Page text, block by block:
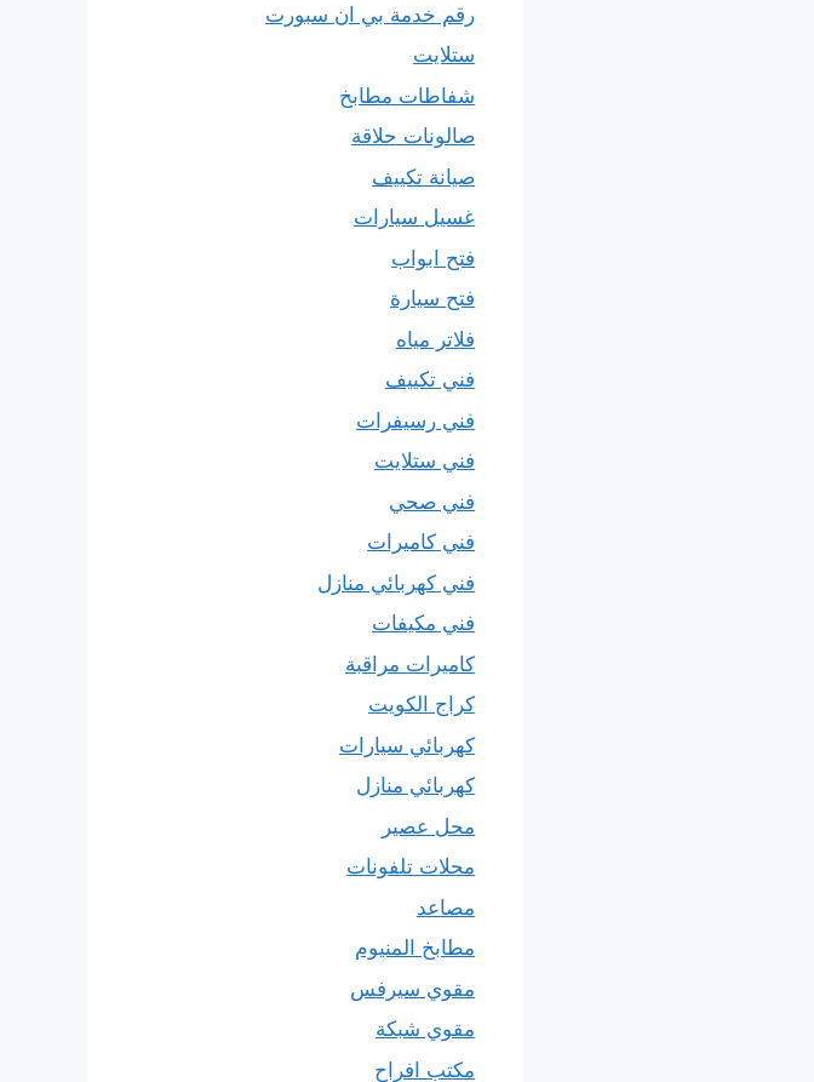
رقم خدمة بي ان سبورت
ستلايت
شفاطات مطابخ
صالونات حلاقة
صيانة تكييف
غسيل سيارات
فتح ابواب
فتح سيارة
فلاتر مياه
فني تكييف
فني رسيفرات
فني ستلايت
فني صحي
فني كاميرات
فني كهربائي منازل
فني مكيفات
كاميرات مراقبة
كراج الكويت
كهربائي سيارات
كهربائي منازل
محل عصير
محلات تلفونات
مصاعد
مطابخ المنيوم
مقوي سيرفس
مقوي شبكة
مكتب افراح